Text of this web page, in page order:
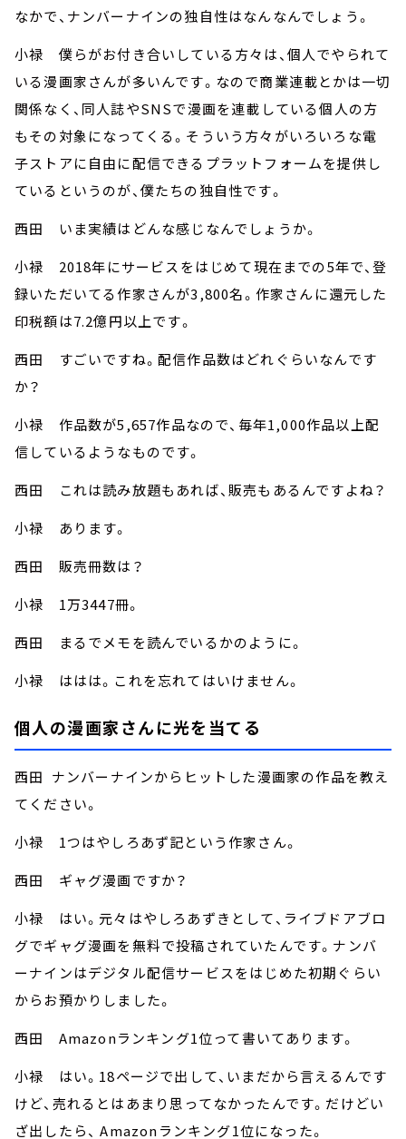
なかで、ナンバーナインの独自性はなんなんでしょう。
小禄 僕らがお付き合いしている方々は、個人でやられて
いる漫画家さんが多いんです。なので商業連載とかは一切
関係なく、同人誌やSNSで漫画を連載している個人の方
もその対象になってくる。そういう方々がいろいろな電
子ストアに自由に配信できるプラットフォームを提供し
ているというのが、僕たちの独自性です。
西田 いま実績はどんな感じなんでしょうか。
小禄 2018年にサービスをはじめて現在までの5年で、登
録いただいてる作家さんが3,800名。作家さんに還元した
印税額は7.2億円以上です。
西田 すごいですね。配信作品数はどれぐらいなんです
か？
小禄 作品数が5,657作品なので、毎年1,000作品以上配
信しているようなものです。
西田 これは読み放題もあれば、販売もあるんですよね？
小禄 あります。
西田 販売冊数は？
小禄 1万3447冊。
西田 まるでメモを読んでいるかのように。
小禄 ははは。これを忘れてはいけません。
個人の漫画家さんに光を当てる
西田 ナンバーナインからヒットした漫画家の作品を教え
てください。
小禄 1つはやしろあず記という作家さん。
西田 ギャグ漫画ですか？
小禄 はい。元々はやしろあずきとして、ライブドアブロ
グでギャグ漫画を無料で投稿されていたんです。ナンバ
ーナインはデジタル配信サービスをはじめた初期ぐらい
からお預かりしました。
西田 Amazonランキング1位って書いてあります。
小禄 はい。18ページで出して、いまだから言えるんです
けど、売れるとはあまり思ってなかったんです。だけどい
ざ出したら、 Amazonランキング1位になった。